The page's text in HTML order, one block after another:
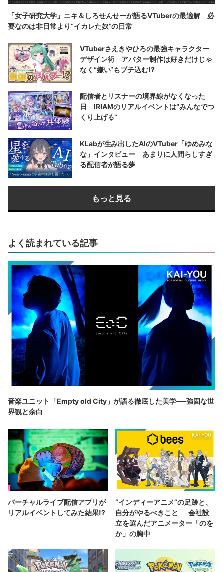
「女子研究大学」ニキ＆しろせんせーが語るVTuberの最適解 必
要なのは非日常より“イカレた奴”の日常
VTuberさえきやひろの最強キャラクター
デザイン術 アバター制作は好きだけじゃ
なく“嫌い”もブチ込む!?
配信者とリスナーの境界線がなくなった
日 IRIAMのリアルイベントは“みんなでつ
くり上げる”
KLabが生み出したAIのVTuber「ゆめみな
な」インタビュー あまりに人間らしすぎ
る配信者が語る夢
もっと見る
よく読まれている記事
音楽ユニット「Empty old City」が語る徹底した美学──強固な世
界観と余白
バーチャルライブ配信アプリが
リアルイベントしてみた結果!?
“インディーアニメ“の足跡と、
自分がやるべきこと──会社設
立を選んだアニメーター「のを
か」の胸中